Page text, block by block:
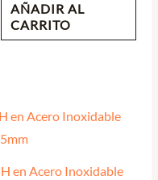
AÑADIR AL
CARRITO
H en Acero Inoxidable